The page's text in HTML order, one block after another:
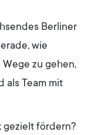
Berliner
wie
zu gehen,
als Team mit
gezielt fördern?